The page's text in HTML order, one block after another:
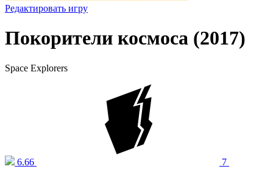
Редактировать игру
Покорители космоса (2017)
Space Explorers
6.66 7